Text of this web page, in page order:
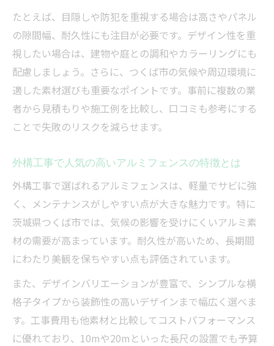
アルミフェンスの長さ別費用相場と選び方
のコツ
外構工事費用が変動する理由と見積もりの
見方
つくば市で外構工事を予算内で進める方法
外構工事の安い業者を選ぶポイントとリス
ク
外構工事の口コミが信頼できる理由と選び
方
アルミフェンス設置で高評価を得る外構工
事の特徴
口コミで選ばれる外構工事業者の共通点と
は
外構工事の実績値を口コミから読み取るコ
ツ
つくば市の外構工事で重視すべき口コミポ
たとえば、目隠しや防犯を重視する場合は高さやパネル
の隙間幅、耐久性にも注目が必要です。デザイン性を重
視したい場合は、建物や庭との調和やカラーリングにも
配慮しましょう。さらに、つくば市の気候や周辺環境に
適した素材選びも重要なポイントです。事前に複数の業
者から見積もりや施工例を比較し、口コミも参考にする
ことで失敗のリスクを減らせます。
外構工事で人気の高いアルミフェンスの特徴とは
外構工事で選ばれるアルミフェンスは、軽量でサビに強
く、メンテナンスがしやすい点が大きな魅力です。特に
茨城県つくば市では、気候の影響を受けにくいアルミ素
材の需要が高まっています。耐久性が高いため、長期間
にわたり美観を保ちやすい点も評価されています。
また、デザインバリエーションが豊富で、シンプルな横
格子タイプから装飾性の高いデザインまで幅広く選べま
す。工事費用も他素材と比較してコストパフォーマンス
に優れており、10mや20mといった長尺の設置でも予算